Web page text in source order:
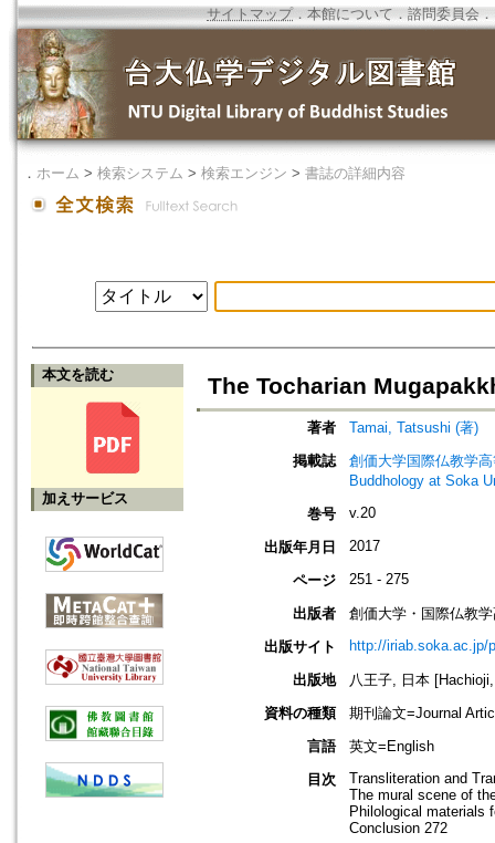
サイトマップ．本館について ． 諮問委員会 ．
． ホーム > 検索システム > 検索エンジン > 書誌の詳細内容
本文を読む
加えサービス
The Tocharian
著者
Tamai, Tatsushi (著)
掲載誌
創価大学国際仏教学
Buddhology at Soka
巻号
v.20
出版年月日 2017
ページ 251 - 275
出版者
創価大学・国際仏教
出版サイト
http://iriab.soka.ac.jp/
出版地
八王子, 日本
資料の種類
期刊論文=Journal
言語
英文=English
目次
Transliteration and
The mural scene of
Philological materials
Conclusion 272